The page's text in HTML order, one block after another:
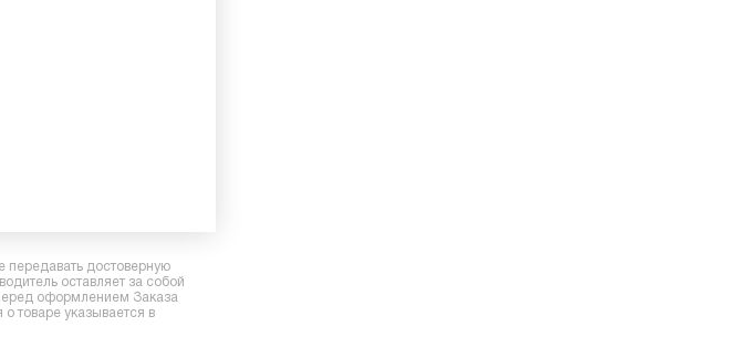
достоверную
оставляет за собой
оформлением Заказа
товаре указывается в